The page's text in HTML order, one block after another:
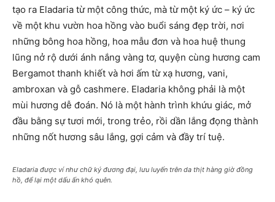
tạo ra Eladaria từ một công thức, mà từ một ký ức – ký ức
về một khu vườn hoa hồng vào buổi sáng đẹp trời, nơi
những bông hoa hồng, hoa mẫu đơn và hoa huệ thung
lũng nở rộ dưới ánh nắng vàng tơ, quyện cùng hương cam
Bergamot thanh khiết và hơi ấm từ xạ hương, vani,
ambroxan và gỗ cashmere. Eladaria không phải là một
mùi hương dễ đoán. Nó là một hành trình khứu giác, mở
đầu bằng sự tươi mới, trong trẻo, rồi dần lắng đọng thành
những nốt hương sâu lắng, gợi cảm và đầy trí tuệ.
Eladaria được ví như chữ ký đương đại, lưu luyến trên da thịt hàng giờ đồng
hồ, để lại một dấu ấn khó quên.